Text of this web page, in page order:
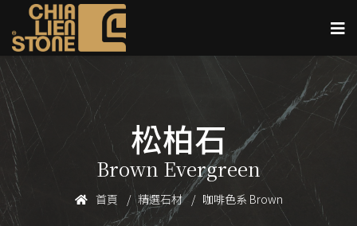
松柏石
Brown Evergreen
首頁 精選石材 咖啡色系 Brown